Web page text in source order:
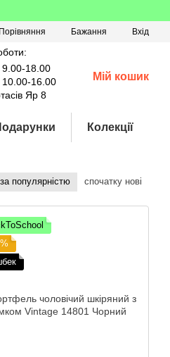
Порівняння Бажання Вхід
9.00-18.00
10.00-16.00
Яр 8
Мій кошик
Колекції
за популярністю спочатку нові